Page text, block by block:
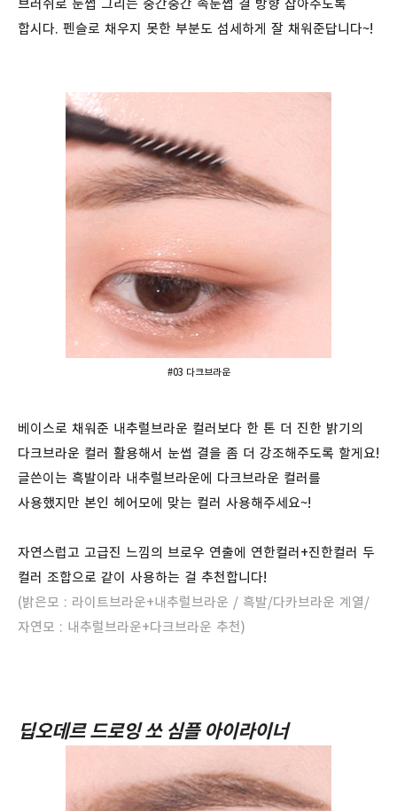
브러쉬로 눈썹 그리는 중간중간 속눈썹 결 방향 잡아주도록
합시다. 펜슬로 채우지 못한 부분도 섬세하게 잘 채워준답니다~!
#03 다크브라운
베이스로 채워준 내추럴브라운 컬러보다 한 톤 더 진한 밝기의
다크브라운 컬러 활용해서 눈썹 결을 좀 더 강조해주도록 할게요!
글쓴이는 흑발이라 내추럴브라운에 다크브라운 컬러를
사용했지만 본인 헤어모에 맞는 컬러 사용해주세요~!
자연스럽고 고급진 느낌의 브로우 연출에 연한컬러+진한컬러 두
컬러 조합으로 같이 사용하는 걸 추천합니다!
(밝은모 : 라이트브라운+내추럴브라운 / 흑발/다카브라운 계열/
자연모 : 내추럴브라운+다크브라운 추천)
딥오데르 드로잉 쏘 심플 아이라이너